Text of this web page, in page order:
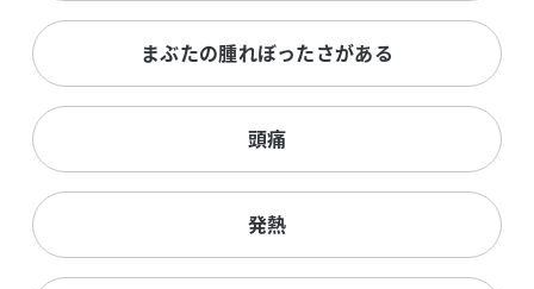
まぶたの腫れぼったさがある
頭痛
発熱